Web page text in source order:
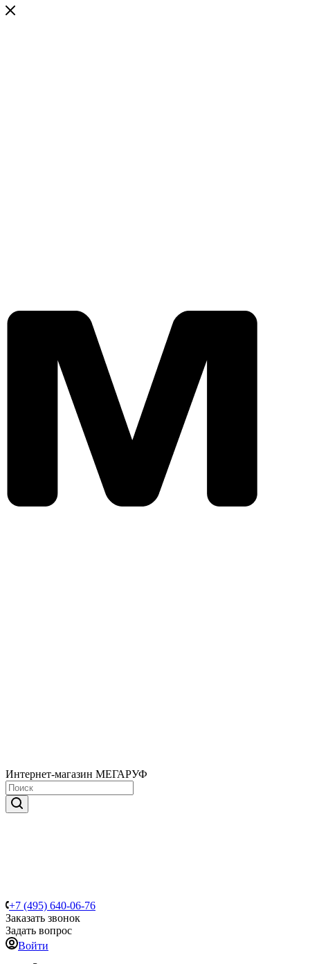
Интернет-магазин МЕГАРУФ
+7 (495) 640-06-76
Заказать звонок
Задать вопрос
Войти